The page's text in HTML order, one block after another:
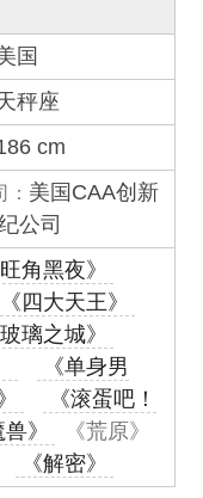
国
秤座
cm
美国CAA创新
公司
旺角黑夜》
《四大天王》
玻璃之城》
《单身男
《滚蛋吧！
兽》
《荒原》
《解密》